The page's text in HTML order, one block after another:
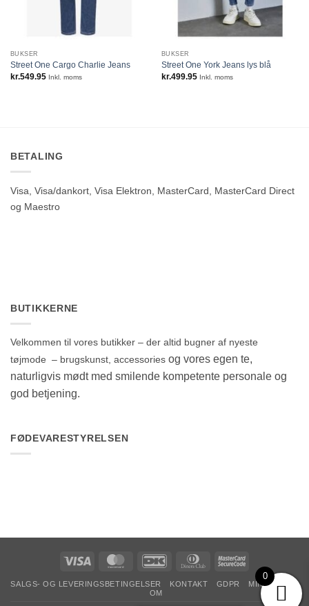
BUKSER
Street One Cargo Charlie Jeans
kr.549.95 Inkl. moms
BUKSER
Street One York Jeans lys blå
kr.499.95 Inkl. moms
BETALING
Visa, Visa/dankort, Visa Elektron, MasterCard, MasterCard Direct
og Maestro
BUTIKKERNE
Velkommen til vores butikker – der altid bugner af nyeste
tøjmode – brugskunst, accessories og vores egen te,
naturligvis mødt med smilende kompetente personale og
god betjening.
FØDEVARESTYRELSEN
Visa MasterCard DanKort
Dinners
MasterCard
SALGS- OG LEVERINGSBETINGELSER KONTAKT GDPR
MIN KONTO
OM
0